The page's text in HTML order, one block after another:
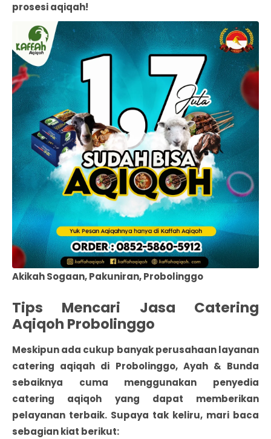
prosesi aqiqah!
Akikah Sogaan, Pakuniran, Probolinggo
Tips Mencari Jasa Catering
Aqiqoh Probolinggo
Meskipun ada cukup banyakperusahaan layanan
catering aqiqah di Probolinggo, Ayah & Bunda
sebaiknya cuma menggunakan penyedia
catering aqiqoh yang dapat memberikan
pelayanan terbaik. Supaya tak keliru, mari baca
sebagian kiat berikut: